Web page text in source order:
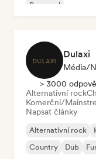
Pop-soul
Dulaxi
Média/
> 3000
Alternativní rock
Komerční/
Napsat články
Alternativní rock
Country
Dub